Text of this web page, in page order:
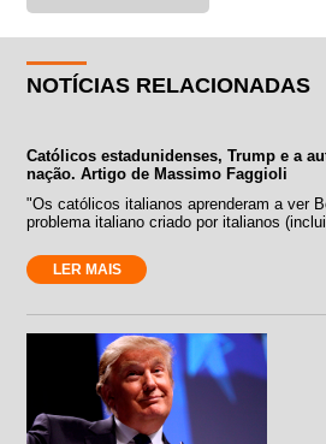
NOTÍCIAS RELACIONADAS
Católicos estadunidenses, Trump e a
nação. Artigo de Massimo Faggioli
"Os católicos italianos aprenderam a ver
problema italiano criado por italianos
LER MAIS